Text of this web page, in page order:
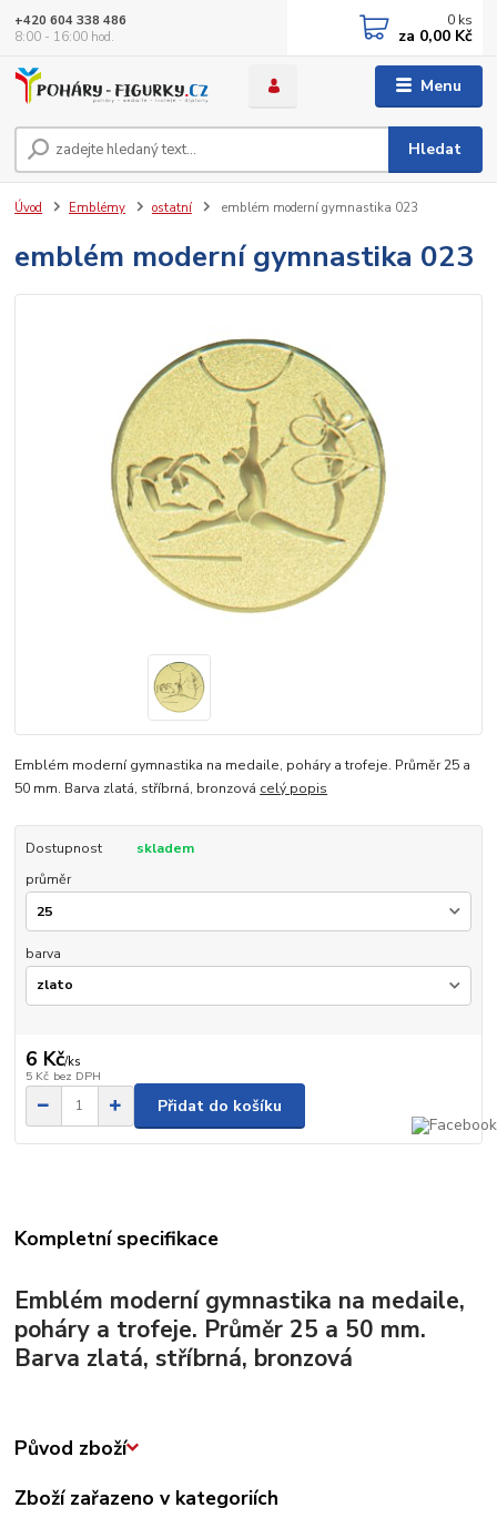
Menu
Hledat
+420 604 338 486
8:00 - 16:00 hod.
0 ks
za 0,00 Kč
Úvod Emblémy ostatní emblém moderní gymnastika 023
emblém moderní gymnastika 023
Emblém moderní gymnastika na medaile, poháry a trofeje. Průměr 25 a
50 mm. Barva zlatá, stříbrná, bronzová celý popis
Dostupnost
skladem
průměr
barva
6 Kč/ks
5 Kč bez DPH
Přidat do košíku
Kompletní specifikace
Emblém moderní gymnastika na medaile,
poháry a trofeje. Průměr 25 a 50 mm.
Barva zlatá, stříbrná, bronzová
Původ zboží
Zboží zařazeno v kategoriích